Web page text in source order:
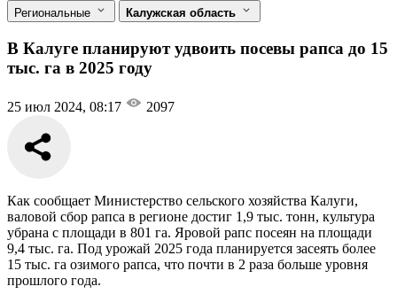
Региональные Калужская область
В Калуге планируют удвоить посевы рапса до 15
тыс. га в 2025 году
25 июл 2024, 08:17 2097
Как сообщает Министерство сельского хозяйства Калуги,
валовой сбор рапса в регионе достиг 1,9 тыс. тонн, культура
убрана с площади в 801 га. Яровой рапс посеян на площади
9,4 тыс. га. Под урожай 2025 года планируется засеять более
15 тыс. га озимого рапса, что почти в 2 раза больше уровня
прошлого года.